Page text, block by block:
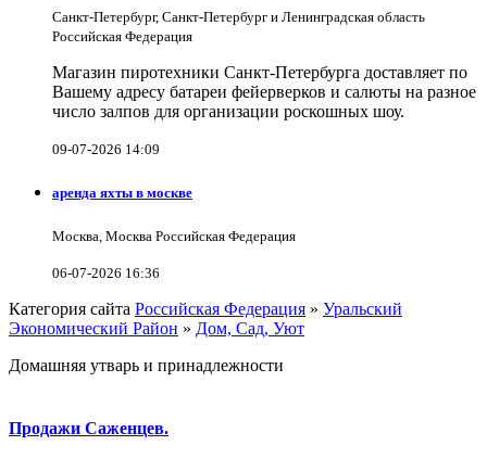
Санкт-Петербург, Санкт-Петербург и Ленинградская область
Российская Федерация
Магазин пиротехники Санкт-Петербурга доставляет по
Вашему адресу батареи фейерверков и салюты на разное
число залпов для организации роскошных шоу.
09-07-2026 14:09
аренда яхты в москве
Москва, Москва Российская Федерация
06-07-2026 16:36
Категория сайта Российская Федерация » Уральский
Экономический Район » Дом, Сад, Уют
Домашняя утварь и принадлежности
Продажи Саженцев.